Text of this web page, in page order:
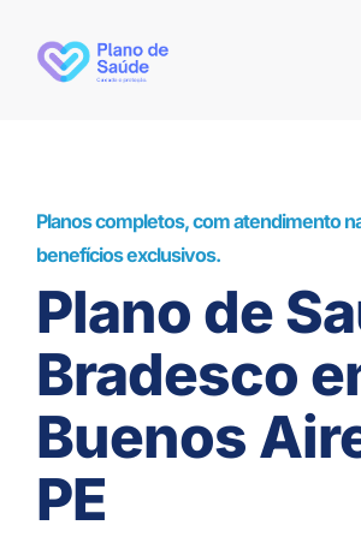
Planos completos, com atendimento
benefícios exclusivos.
Plano de
Bradesco
Buenos
PE